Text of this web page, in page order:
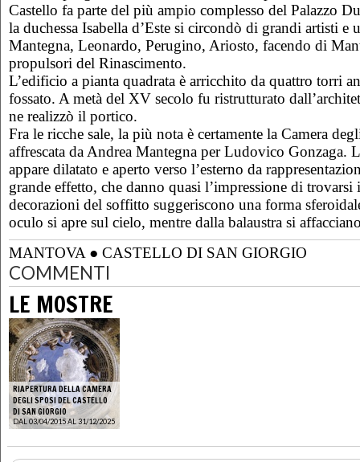
Castello fa parte del più ampio complesso del Palazzo
la duchessa Isabella d’Este si circondò di grandi artisti e
Mantegna, Leonardo, Perugino, Ariosto, facendo di
propulsori del Rinascimento.
L’edificio a pianta quadrata è arricchito da quattro torri
fossato. A metà del XV secolo fu ristrutturato
ne realizzò il portico.
Fra le ricche sale, la più nota è certamente la Camera
affrescata da Andrea Mantegna per Ludovico Gonzaga.
appare dilatato e aperto verso l’esterno da
grande effetto, che danno quasi l’impressione di
decorazioni del soffitto suggeriscono una forma
oculo si apre sul cielo, mentre dalla balaustra si
MANTOVA ● CASTELLO DI SAN GIORGIO
COMMENTI
LE MOSTRE
RIAPERTURA DELLA CAMERA
DEGLI SPOSI DEL CASTELLO
DI SAN GIORGIO
DAL 03/04/2015 AL 31/12/2025